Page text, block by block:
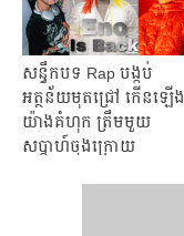
សន្ធឹកបទ Rap បង្កប់
អត្ថន័យមុតជ្រៅ កើនឡើង
យ៉ាងគំហុក ត្រឹមមួយ
សប្ដាហ៍ចុងក្រោយ